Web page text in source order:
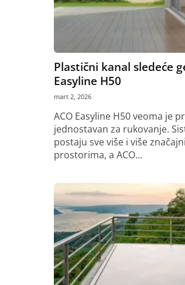
Plastični kanal sledeće
Easyline H50
mart 2, 2026
ACO Easyline H50 veoma je
jednostavan za rukovanje.
postaju sve više i više
prostorima, a ACO...